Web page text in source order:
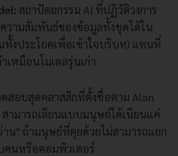
สถาปัตยกรรม AI ที่ปฏิวัติวงการ
วามสัมพันธ์ของข้อมูลทั้งชุดได้ใน
ทั้งประโยคเพื่อเข้าใจบริบท) แทนที่
หมือนโมเดลรุ่นเก่า
สอบสุดคลาสสิกที่ตั้งชื่อตาม Alan
สามารถเลียนแบบมนุษย์ได้เนียนแค่
น" ถ้ามนุษย์ที่คุยด้วยไม่สามารถแยก
คนหรือคอมพิวเตอร์